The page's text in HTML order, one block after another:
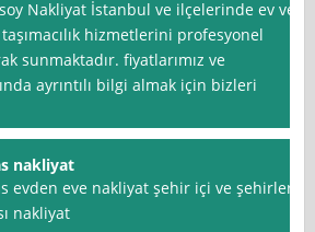
Nakliyat İstanbul ve ilçelerinde ev ve
hizmetlerini profesyonel
sunmaktadır. fiyatlarımız ve
ayrıntılı bilgi almak için bizleri
nakliyat
evden eve nakliyat şehir içi ve şehirler
nakliyat